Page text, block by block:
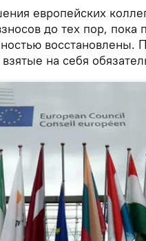
европейских
до тех пор, пока
восстановлены.
на себя